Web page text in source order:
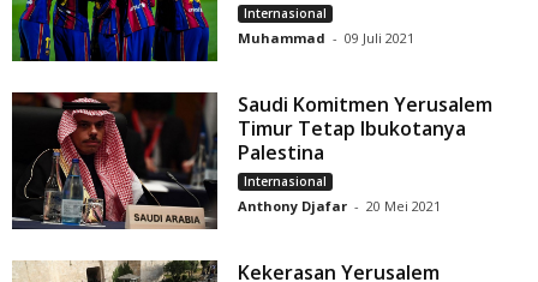
Internasional
Muhammad - 09 Juli 2021
Saudi Komitmen Yerusalem
Timur Tetap Ibukotanya
Palestina
Internasional
Anthony Djafar - 20 Mei 2021
Kekerasan Yerusalem